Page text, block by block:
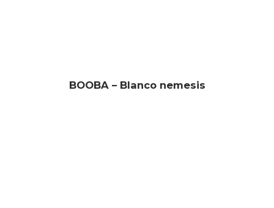
BOOBA – Blanco nemesis